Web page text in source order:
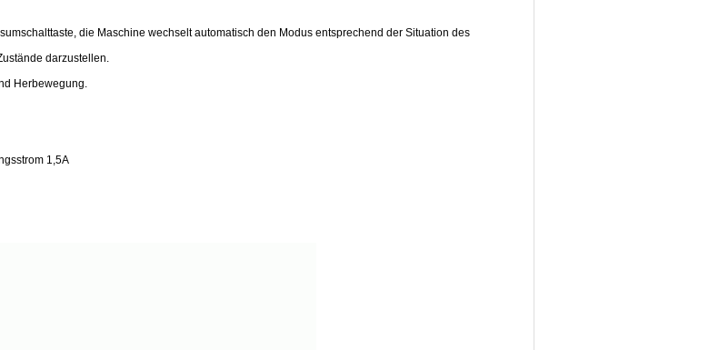
die Maschine wechselt automatisch den Modus entsprechend der Situation des
darzustellen.
Herbewegung.
1,5A